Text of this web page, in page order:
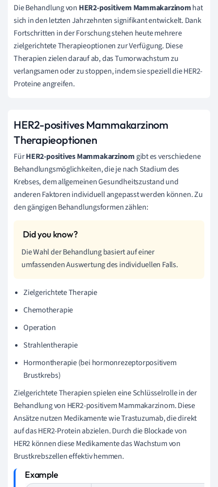
Die Behandlung von HER2-positivem Mammakarzinomhat
sich in den letzten Jahrzehnten signifikant entwickelt. Dank
Fortschritten in der Forschung stehen heute mehrere
zielgerichtete Therapieoptionen zur Verfügung. Diese
Therapien zielen darauf ab, das Tumorwachstum zu
verlangsamen oder zu stoppen, indem sie speziell die HER2-
Proteine angreifen.
HER2-positives Mammakarzinom
Therapieoptionen
FürHER2-positives Mammakarzinom gibt es verschiedene
Behandlungsmöglichkeiten, die je nach Stadium des
Krebses, dem allgemeinen Gesundheitszustand und
anderen Faktoren individuell angepasst werden können. Zu
den gängigen Behandlungsformen zählen:
Die Wahl der Behandlung basiert auf einer
umfassenden Auswertung des individuellen Falls.
Zielgerichtete Therapie
Chemotherapie
Operation
Strahlentherapie
Hormontherapie (bei hormonrezeptorpositivem
Brustkrebs)
Zielgerichtete Therapien spielen eine Schlüsselrolle in der
Behandlung von HER2-positivem Mammakarzinom. Diese
Ansätze nutzen Medikamente wie Trastuzumab, die direkt
auf das HER2-Protein abzielen. Durch die Blockade von
HER2 können diese Medikamente das Wachstum von
Brustkrebszellen effektiv hemmen.